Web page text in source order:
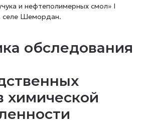
и нефтеполимерных смол» I
селе Шемордан.
химической